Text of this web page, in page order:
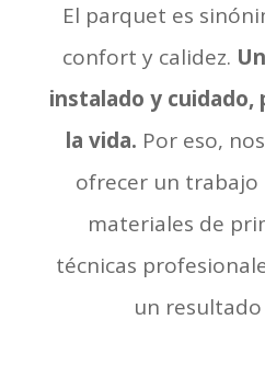
El parquet es
confort y calidez.
instalado y cuidado,
la vida. Por eso,
ofrecer un trabajo
materiales de
técnicas
un